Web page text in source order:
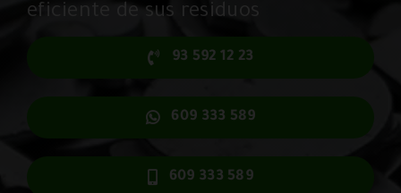
eficiente de sus residuos
93 592 12 23
609 333 589
609 333 589